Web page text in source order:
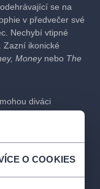
O COOKIES
se na
v předvečer své
Nechybí vtipné
Zazní ikonické
Money nebo The
diváci
scénou,
výkony.
a hudby, která